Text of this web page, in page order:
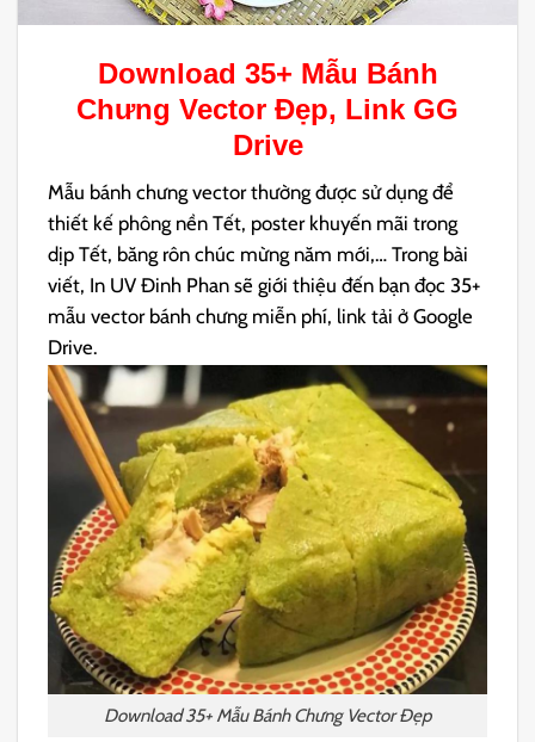
Download 35+ Mẫu Bánh
Chưng Vector Đẹp, Link GG
Drive
Mẫu bánh chưng vector thường được sử dụng để
thiết kế phông nền Tết, poster khuyến mãi trong
dịp Tết, băng rôn chúc mừng năm mới,… Trong bài
viết, In UV Đinh Phan sẽ giới thiệu đến bạn đọc 35+
mẫu vector bánh chưng miễn phí, link tải ở Google
Drive.
Download 35+ Mẫu Bánh Chưng Vector Đẹp